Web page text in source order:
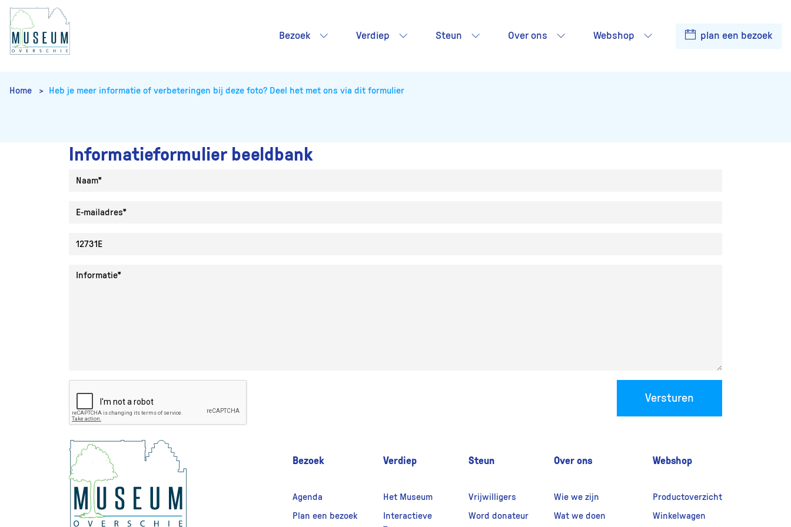
Bezoek Verdiep Steun Over ons Webshop plan een bezoek
Home Heb je meer informatie of verbeteringen bij deze foto? Deel het met ons via dit formulier
Informatieformulier beeldbank
Versturen
Bezoek
Agenda
Plan een bezoek
Verdiep
Het Museum
Interactieve
Steun
Vrijwilligers
Word donateur
Over ons
Wie we zijn
Wat we doen
Webshop
Productoverzicht
Winkelwagen